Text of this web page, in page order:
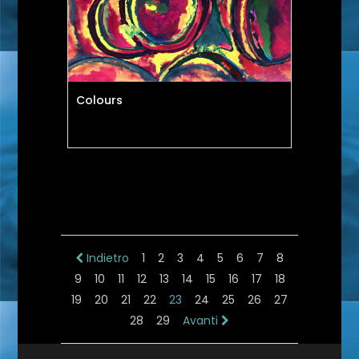
Colours
Indietro 1 2 3 4 5 6 7
8
9
10 11 12 13 14 15 16 17
18
19
20 21 22 23 24 25 26
27
28
29 Avanti